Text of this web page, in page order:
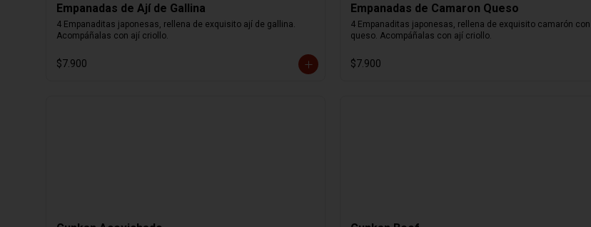
Empanadas de Ají de Gallina
4 Empanaditas japonesas, rellena de exquisito ají de gallina.
Acompáñalas con ají criollo.
$7.900
Empanadas de Camaron Queso
4 Empanaditas japonesas, rellena de exquisito camarón con
queso. Acompáñalas con ají criollo.
$7.900